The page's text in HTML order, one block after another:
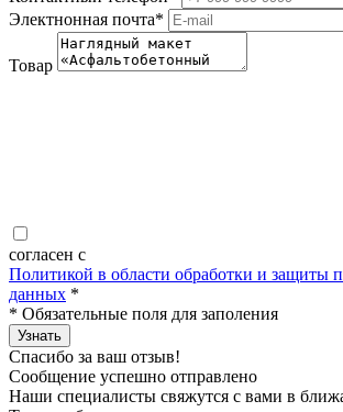
Электнонная почта*
Товар
согласен с
Политикой в области обработки и защиты
данных *
* Обязательные поля для заполения
Узнать
Спасибо за ваш отзыв!
Сообщение успешно отправлено
Наши специалисты свяжутся с вами в